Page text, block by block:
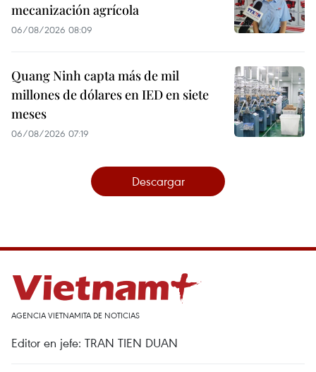
mecanización agrícola
06/08/2026 08:09
Quang Ninh capta más de mil
millones de dólares en IED en siete
meses
06/08/2026 07:19
Descargar
AGENCIA VIETNAMITA DE NOTICIAS
Editor en jefe: TRAN TIEN DUAN